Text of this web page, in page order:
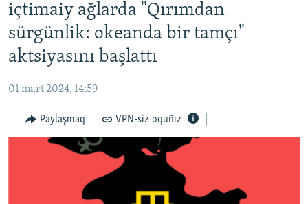
Baş
navigatsiyağa
qaytmaq
Qıdıruvğa
İQTİSADİYAT
CEMİYET
İNSAN AQLARI
VİDEO
içtimaiy ağlarda "Qırımdan
sürgünlik: okeanda bir tamçı"
aktsiyasını başlattı
01 mart 2024, 14:59
Paylaşmaq VPN-siz oquñız